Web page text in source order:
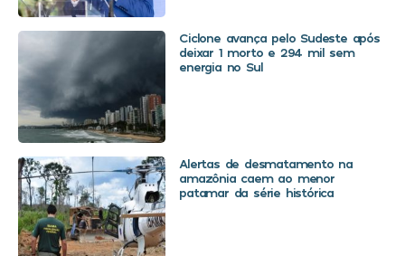
Ciclone avança pelo Sudeste após
deixar 1 morto e 294 mil sem
energia no Sul
Alertas de desmatamento na
amazônia caem ao menor
patamar da série histórica